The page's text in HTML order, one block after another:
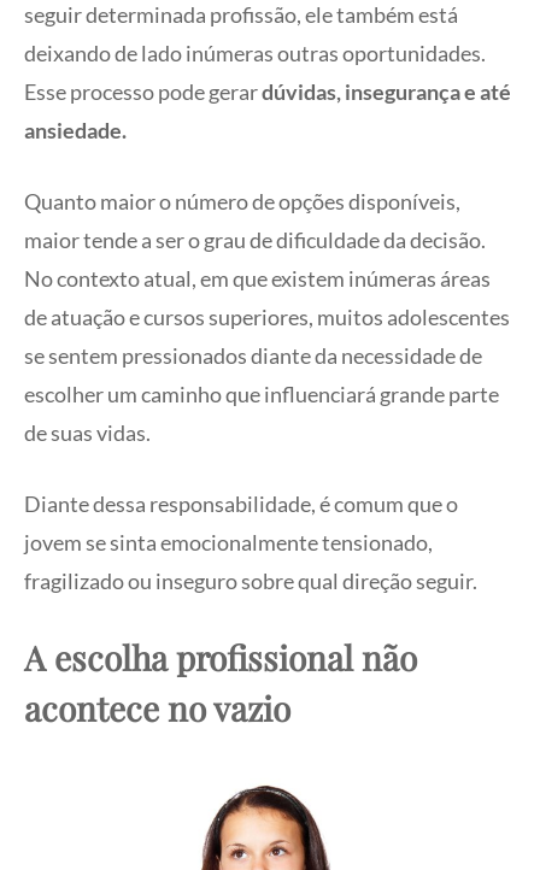
seguir determinada profissão, ele também está
deixando de lado inúmeras outras oportunidades.
Esse processo pode gerardúvidas, insegurança e até
ansiedade.
Quanto maior o número de opções disponíveis,
maior tende a ser o grau de dificuldade da decisão.
No contexto atual, em que existem inúmeras áreas
de atuação e cursos superiores, muitos adolescentes
se sentem pressionados diante da necessidade de
escolher um caminho que influenciará grande parte
de suas vidas.
Diante dessa responsabilidade, é comum que o
jovem se sinta emocionalmente tensionado,
fragilizado ou inseguro sobre qual direção seguir.
A escolha profissional não
acontece no vazio